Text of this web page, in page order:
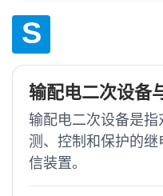
S
输配电二次设备
输配电二次设备是
测、控制和保护的
信装置。